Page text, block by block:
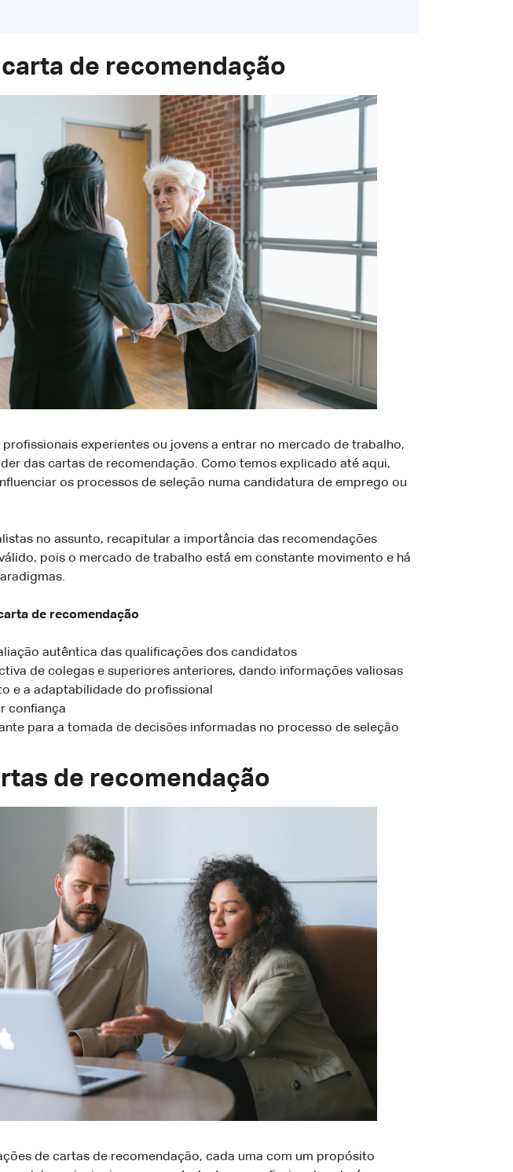
de recomendação
profissionais experientes ou jovens a entrar no mercado de trabalho,
das cartas de recomendação. Como temos explicado até aqui,
os processos de seleção numa candidatura de emprego ou
no assunto, recapitular a importância das recomendações
pois o mercado de trabalho está em constante movimento e há
de recomendação
autêntica das qualificações dos candidatos
de colegas e superiores anteriores, dando informações valiosas
e a adaptabilidade do profissional
confiança
para a tomada de decisões informadas no processo de seleção
de recomendação
de cartas de recomendação, cada uma com um propósito